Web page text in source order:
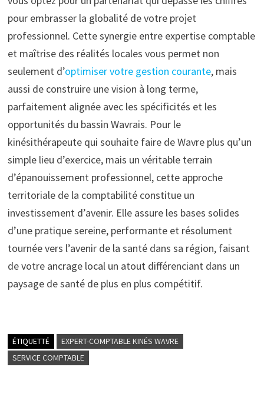
pour embrasser la globalité de votre projet
professionnel. Cette synergie entre expertise comptable
et maîtrise des réalités locales vous permet non
seulement d’optimiser votre gestion courante, mais
aussi de construire une vision à long terme,
parfaitement alignée avec les spécificités et les
opportunités du bassin Wavrais. Pour le
kinésithérapeute qui souhaite faire de Wavre plus qu’un
simple lieu d’exercice, mais un véritable terrain
d’épanouissement professionnel, cette approche
territoriale de la comptabilité constitue un
investissement d’avenir. Elle assure les bases solides
d’une pratique sereine, performante et résolument
tournée vers l’avenir de la santé dans sa région, faisant
de votre ancrage local un atout différenciant dans un
paysage de santé de plus en plus compétitif.
ÉTIQUETTÉ
EXPERT-COMPTABLE KINÉS WAVRE
SERVICE COMPTABLE